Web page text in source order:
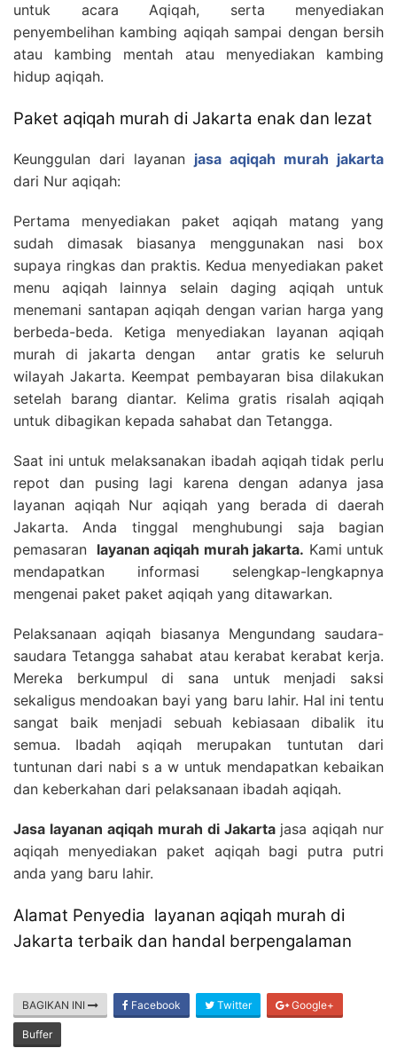
untuk acara Aqiqah, serta menyediakan
penyembelihan kambing aqiqah sampai dengan bersih
atau kambing mentah atau menyediakan kambing
hidup aqiqah.
Paket aqiqah murah di Jakarta enak dan lezat
Keunggulan dari layanan jasa aqiqah murah jakarta
dari Nur aqiqah:
Pertama menyediakan paket aqiqah matang yang
sudah dimasak biasanya menggunakan nasi box
supaya ringkas dan praktis. Kedua menyediakan paket
menu aqiqah lainnya selain daging aqiqah untuk
menemani santapan aqiqah dengan varian harga yang
berbeda-beda. Ketiga menyediakan layanan aqiqah
murah di jakarta dengan antar gratis ke seluruh
wilayah Jakarta. Keempat pembayaran bisa dilakukan
setelah barang diantar. Kelima gratis risalah aqiqah
untuk dibagikan kepada sahabat dan Tetangga.
Saat ini untuk melaksanakan ibadah aqiqah tidak perlu
repot dan pusing lagi karena dengan adanya jasa
layanan aqiqah Nur aqiqah yang berada di daerah
Jakarta. Anda tinggal menghubungi saja bagian
pemasaran layanan aqiqah murah jakarta. Kami untuk
mendapatkan informasi selengkap-lengkapnya
mengenai paket paket aqiqah yang ditawarkan.
Pelaksanaan aqiqah biasanya Mengundang saudara-
saudara Tetangga sahabat atau kerabat kerabat kerja.
Mereka berkumpul di sana untuk menjadi saksi
sekaligus mendoakan bayi yang baru lahir. Hal ini tentu
sangat baik menjadi sebuah kebiasaan dibalik itu
semua. Ibadah aqiqah merupakan tuntutan dari
tuntunan dari nabi s a w untuk mendapatkan kebaikan
dan keberkahan dari pelaksanaan ibadah aqiqah.
Jasa layanan aqiqah murah di Jakarta jasa aqiqah nur
aqiqah menyediakan paket aqiqah bagi putra putri
anda yang baru lahir.
Alamat Penyedia layanan aqiqah murah di
Jakarta terbaik dan handal berpengalaman
BAGIKAN INI Facebook Twitter Google+
Buffer